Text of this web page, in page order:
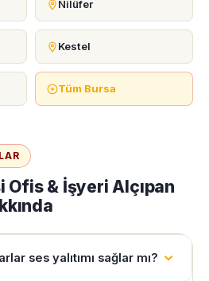
Nilüfer
Kestel
Tüm Bursa
Ofis & İşyeri Alçıpan
ses yalıtımı sağlar mı?